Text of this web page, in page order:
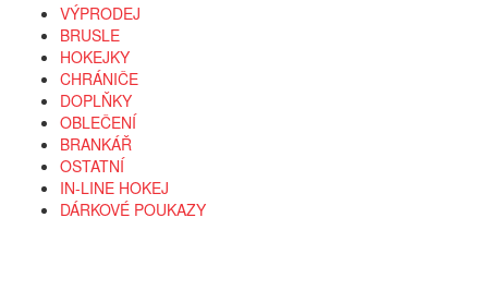
VÝPRODEJ
BRUSLE
HOKEJKY
CHRÁNIČE
DOPLŇKY
OBLEČENÍ
BRANKÁŘ
OSTATNÍ
IN-LINE HOKEJ
DÁRKOVÉ POUKAZY